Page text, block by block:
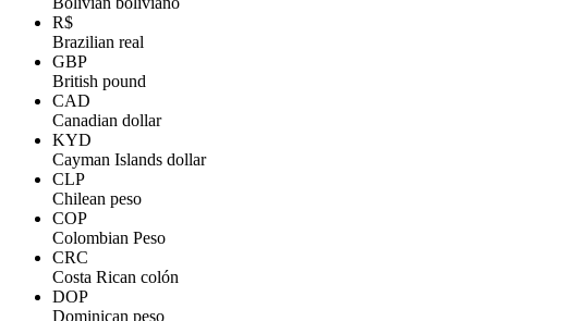
R$
Brazilian real
GBP
British pound
CAD
Canadian dollar
KYD
Cayman Islands dollar
CLP
Chilean peso
COP
Colombian Peso
CRC
Costa Rican colón
DOP
Dominican peso